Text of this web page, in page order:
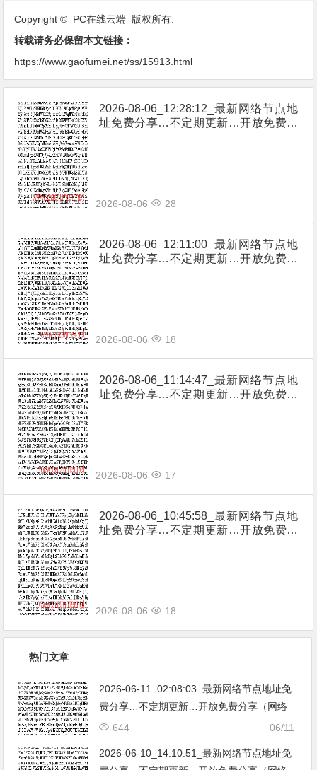
Copyright © PC在线云端 版权所有.
转载请务必保留本文链接：
https://www.gaofumei.net/ss/15913.html
2026-08-06_12:28:12_最新网络节点地
址免费分享…不定期更新…开放免费分
2026-08-06 28
2026-08-06_12:11:00_最新网络节点地
址免费分享…不定期更新…开放免费分
2026-08-06 18
2026-08-06_11:14:47_最新网络节点地
址免费分享…不定期更新…开放免费分
2026-08-06 17
2026-08-06_10:45:58_最新网络节点地
址免费分享…不定期更新…开放免费分
2026-08-06 18
热门文章
2026-06-11_02:08:03_最新网络节点地址免
费分享…不定期更新…开放免费分享（网络
免费节点香港|日本|韩国|新加坡|台湾|马来西
06/11
644
2026-06-10_14:10:51_最新网络节点地址免